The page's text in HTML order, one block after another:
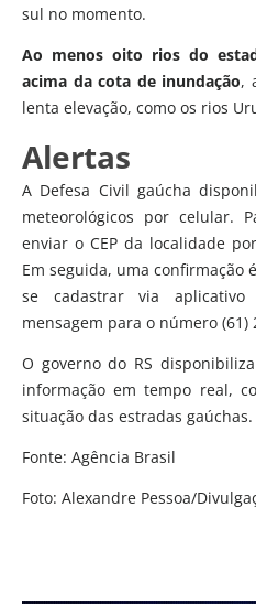
sul no momento.
Ao menos oito rios do
acima da cota de inundação,
lenta elevação, como os rios
Alertas
A Defesa Civil gaúcha
meteorológicos por celular.
enviar o CEP da localidade
Em seguida, uma confirmação
se cadastrar via aplicativo
mensagem para o número
O governo do RS
informação em tempo real,
situação das estradas gaúchas.
Fonte: Agência Brasil
Foto: Alexandre Pessoa/